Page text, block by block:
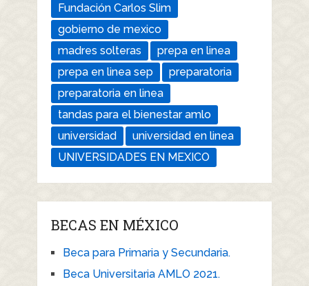
Fundación Carlos Slim
gobierno de mexico
madres solteras
prepa en linea
prepa en linea sep
preparatoria
preparatoria en linea
tandas para el bienestar amlo
universidad
universidad en linea
UNIVERSIDADES EN MEXICO
BECAS EN MÉXICO
Beca para Primaria y Secundaria.
Beca Universitaria AMLO 2021.